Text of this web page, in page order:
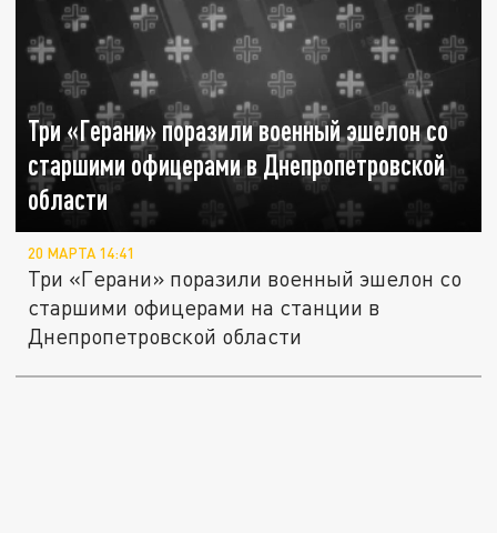
Три «Герани» поразили военный эшелон со
старшими офицерами в Днепропетровской
области
20 МАРТА 14:41
Три «Герани» поразили военный эшелон со
старшими офицерами на станции в
Днепропетровской области